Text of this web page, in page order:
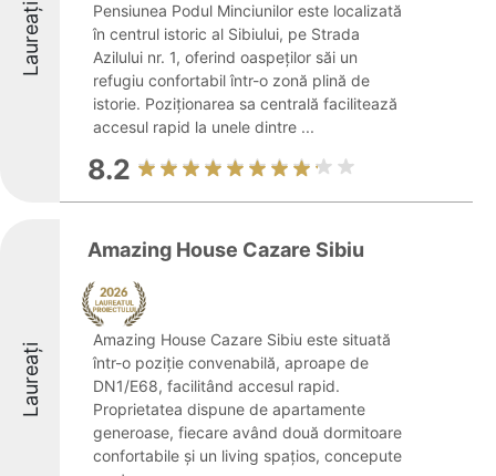
Laureați
Pensiunea Podul Minciunilor este localizată
în centrul istoric al Sibiului, pe Strada
Azilului nr. 1, oferind oaspeților săi un
refugiu confortabil într-o zonă plină de
istorie. Poziționarea sa centrală facilitează
accesul rapid la unele dintre ...
8.2
Laureați
Amazing House Cazare Sibiu
Amazing House Cazare Sibiu este situată
într-o poziție convenabilă, aproape de
DN1/E68, facilitând accesul rapid.
Proprietatea dispune de apartamente
generoase, fiecare având două dormitoare
confortabile și un living spațios, concepute